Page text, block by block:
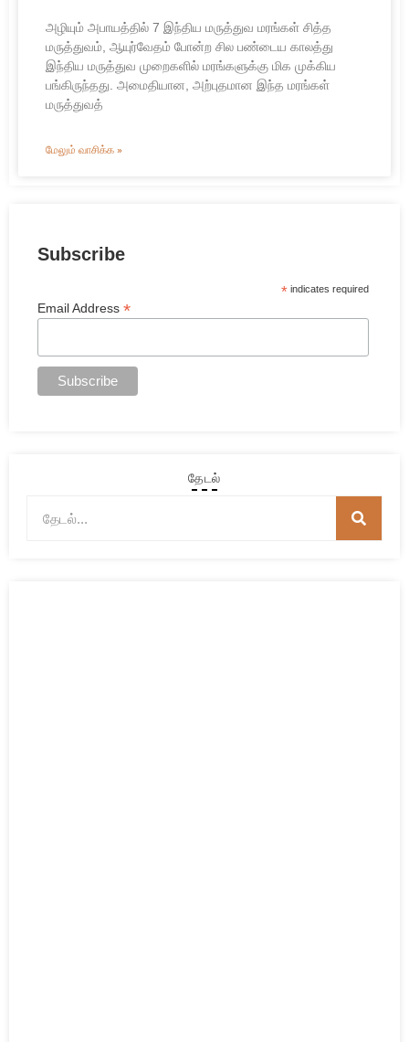
அழியும் அபாயத்தில் 7 இந்திய மருத்துவ மரங்கள் சித்த
மருத்துவம், ஆயுர்வேதம் போன்ற சில பண்டைய காலத்து
இந்திய மருத்துவ முறைகளில் மரங்களுக்கு மிக முக்கிய
பங்கிருந்தது. அமைதியான, அற்புதமான இந்த மரங்கள்
மருத்துவத்
மேலும் வாசிக்க »
Subscribe
*indicates required
Email Address *
தேடல்